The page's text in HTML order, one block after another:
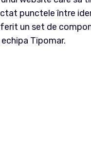
punctele între
un set de
Tipomar.